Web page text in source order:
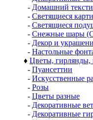
- Домашний
- Светящиеся
- Светящиеся
- Снежные шары
- Декор и
- Настольные
♦ Цветы, гирлянды,
- Пуансеттии
- Искусственные
- Розы
- Цветы разные
- Декоративные
- Декоративные